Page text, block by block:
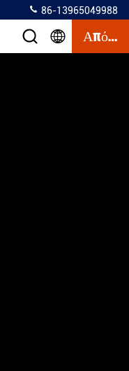
86-13965049988
Απόσπασμα